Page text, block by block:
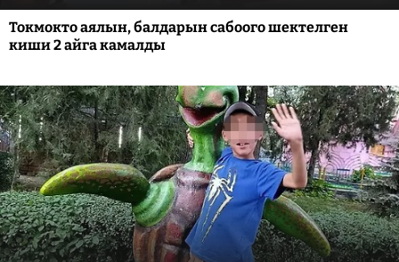
Токмокто аялын, балдарын сабоого шектелген
киши 2 айга камалды